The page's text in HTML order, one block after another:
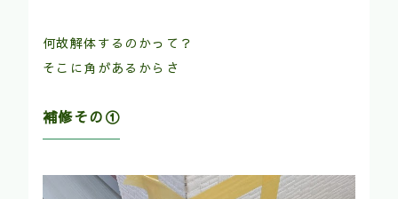
何故解体するのかって？
そこに角があるからさ
補修その①